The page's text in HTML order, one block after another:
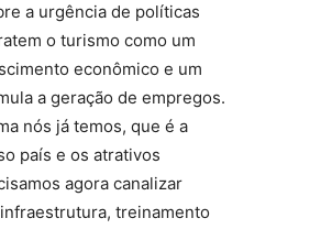
a urgência de políticas
o turismo como um
econômico e um
a geração de empregos.
nós já temos, que é a
país e os atrativos
agora canalizar
treinamento